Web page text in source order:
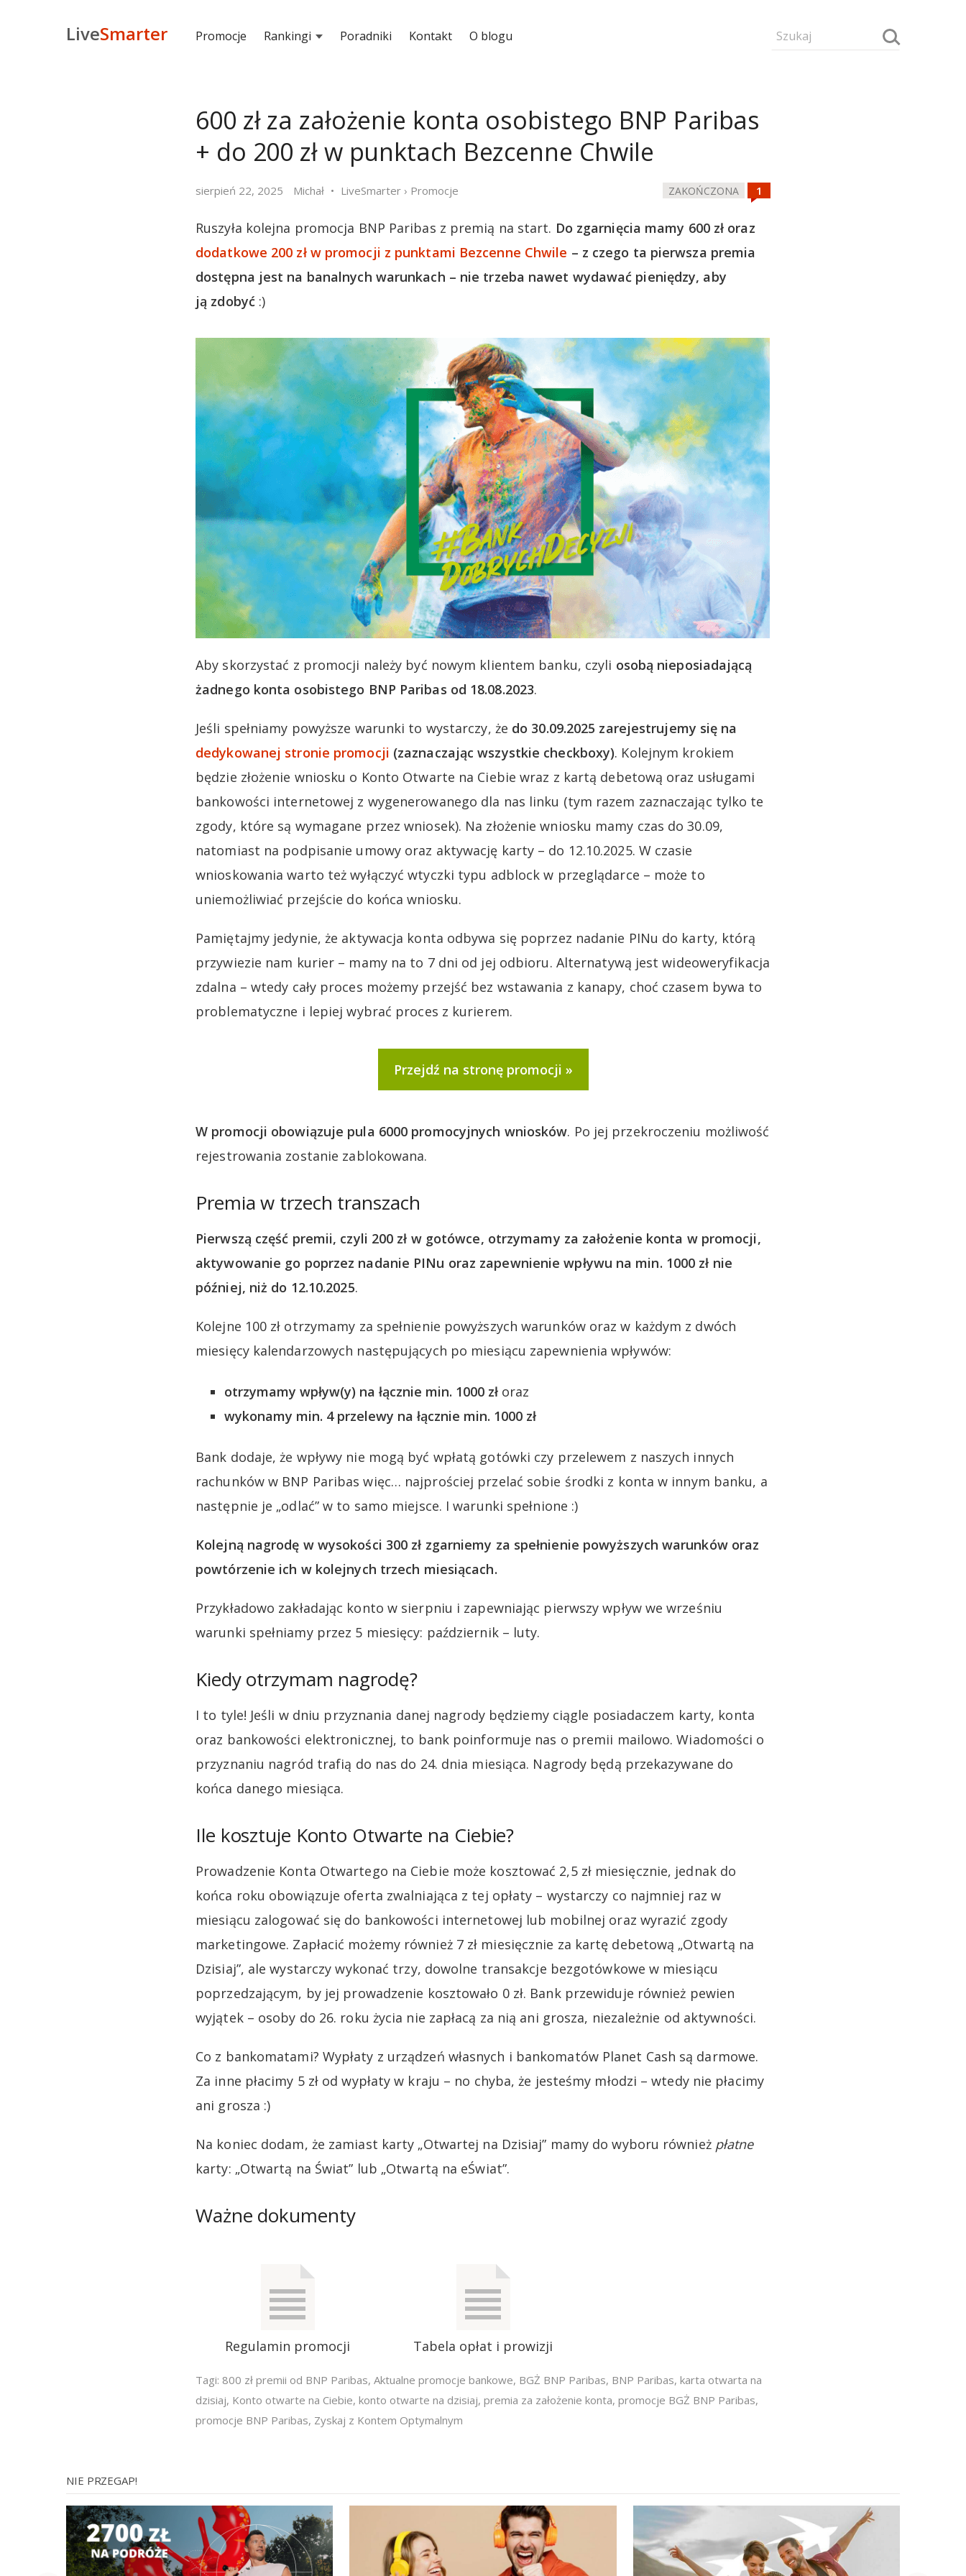
LiveSmarter Promocje Rankingi Poradniki Kontakt O blogu
600 zł za założenie konta osobistego BNP Paribas
+ do 200 zł w punktach Bezcenne Chwile
sierpień 22, 2025 Michał LiveSmarter › Promocje ZAKOŃCZONA
Ruszyła kolejna promocja BNP Paribas z premią na start. Do zgarnięcia mamy 600 zł oraz
dodatkowe 200 zł w promocji z punktami Bezcenne Chwile – z czego ta pierwsza premia
dostępna jest na banalnych warunkach – nie trzeba nawet wydawać pieniędzy, aby
ją zdobyć:)
Aby skorzystać z promocji należy być nowym klientem banku, czyli osobą nieposiadającą
żadnego konta osobistego BNP Paribas od 18.08.2023.
Jeśli spełniamy powyższe warunki to wystarczy, że do 30.09.2025 zarejestrujemy się na
dedykowanej stronie promocji (zaznaczając wszystkie checkboxy). Kolejnym krokiem
będzie złożenie wniosku o Konto Otwarte na Ciebie wraz z kartą debetową oraz usługami
bankowości internetowej z wygenerowanego dla nas linku (tym razem zaznaczając tylko te
zgody, które są wymagane przez wniosek). Na złożenie wniosku mamy czas do 30.09,
natomiast na podpisanie umowy oraz aktywację karty – do 12.10.2025. W czasie
wnioskowania warto też wyłączyć wtyczki typu adblock w przeglądarce – może to
uniemożliwiać przejście do końca wniosku.
Pamiętajmy jedynie, że aktywacja konta odbywa się poprzez nadanie PINu do karty, którą
przywiezie nam kurier – mamy na to 7 dni od jej odbioru. Alternatywą jest wideoweryfikacja
zdalna – wtedy cały proces możemy przejść bez wstawania z kanapy, choć czasem bywa to
problematyczne i lepiej wybrać proces z kurierem.
Przejdź na stronę promocji
W promocji obowiązuje pula 6000 promocyjnych wniosków. Po jej przekroczeniu możliwość
rejestrowania zostanie zablokowana.
Premia w trzech transzach
Pierwszą część premii, czyli 200 zł w gotówce, otrzymamy za założenie konta w promocji,
aktywowanie go poprzez nadanie PINu oraz zapewnienie wpływu na min. 1000 zł nie
później, niż do 12.10.2025.
Kolejne 100 zł otrzymamy za spełnienie powyższych warunków oraz w każdym z dwóch
miesięcy kalendarzowych następujących po miesiącu zapewnienia wpływów:
otrzymamy wpływ(y) na łącznie min. 1000 zł oraz
wykonamy min. 4 przelewy na łącznie min. 1000 zł
Bank dodaje, że wpływy nie mogą być wpłatą gotówki czy przelewem z naszych innych
rachunków w BNP Paribas więc… najprościej przelać sobie środki z konta w innym banku, a
następnie je „odlać” w to samo miejsce. I warunki spełnione :)
Kolejną nagrodę w wysokości 300 zł zgarniemy za spełnienie powyższych warunków oraz
powtórzenie ich w kolejnych trzech miesiącach.
Przykładowo zakładając konto w sierpniu i zapewniając pierwszy wpływ we wrześniu
warunki spełniamy przez 5 miesięcy: październik – luty.
Kiedy otrzymam nagrodę?
I to tyle! Jeśli w dniu przyznania danej nagrody będziemy ciągle posiadaczem karty, konta
oraz bankowości elektronicznej, to bank poinformuje nas o premii mailowo. Wiadomości o
przyznaniu nagród trafią do nas do 24. dnia miesiąca. Nagrody będą przekazywane do
końca danego miesiąca.
Ile kosztuje Konto Otwarte na Ciebie?
Prowadzenie Konta Otwartego na Ciebie może kosztować 2,5 zł miesięcznie, jednak do
końca roku obowiązuje oferta zwalniająca z tej opłaty – wystarczy co najmniej raz w
miesiącu zalogować się do bankowości internetowej lub mobilnej oraz wyrazić zgody
marketingowe. Zapłacić możemy również 7 zł miesięcznie za kartę debetową „Otwartą na
Dzisiaj”, ale wystarczy wykonać trzy, dowolne transakcje bezgotówkowe w miesiącu
poprzedzającym, by jej prowadzenie kosztowało 0 zł. Bank przewiduje również pewien
wyjątek – osoby do 26. roku życia nie zapłacą za nią ani grosza, niezależnie od aktywności.
Co z bankomatami? Wypłaty z urządzeń własnych i bankomatów Planet Cash są darmowe.
Za inne płacimy 5 zł od wypłaty w kraju – no chyba, że jesteśmy młodzi – wtedy nie płacimy
ani grosza :)
Na koniec dodam, że zamiast karty „Otwartej na Dzisiaj” mamy do wyboru również płatne
karty: „Otwartą na Świat” lub „Otwartą na eŚwiat”.
Ważne dokumenty
Regulamin promocji Tabela opłat i prowizji
Tagi: 800 zł premii od BNP Paribas, Aktualne promocje bankowe, BGŻ BNP Paribas, BNP Paribas, karta otwarta na
dzisiaj, Konto otwarte na Ciebie, konto otwarte na dzisiaj, premia za założenie konta, promocje BGŻ BNP Paribas,
promocje BNP Paribas, Zyskaj z Kontem Optymalnym
NIE PRZEGAP!